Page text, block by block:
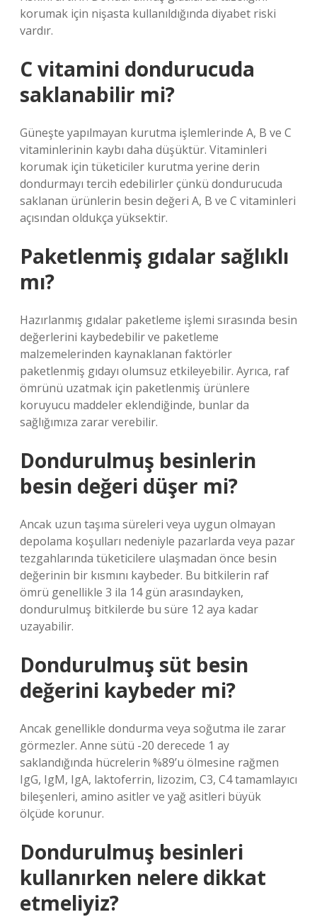
korumak için nişasta kullanıldığında diyabet riski
vardır.
C vitamini dondurucuda
saklanabilir mi?
Güneşte yapılmayan kurutma işlemlerinde A, B ve C
vitaminlerinin kaybı daha düşüktür. Vitaminleri
korumak için tüketiciler kurutma yerine derin
dondurmayı tercih edebilirler çünkü dondurucuda
saklanan ürünlerin besin değeri A, B ve C vitaminleri
açısından oldukça yüksektir.
Paketlenmiş gıdalar sağlıklı
mı?
Hazırlanmış gıdalar paketleme işlemi sırasında besin
değerlerini kaybedebilir ve paketleme
malzemelerinden kaynaklanan faktörler
paketlenmiş gıdayı olumsuz etkileyebilir. Ayrıca, raf
ömrünü uzatmak için paketlenmiş ürünlere
koruyucu maddeler eklendiğinde, bunlar da
sağlığımıza zarar verebilir.
Dondurulmuş besinlerin
besin değeri düşer mi?
Ancak uzun taşıma süreleri veya uygun olmayan
depolama koşulları nedeniyle pazarlarda veya pazar
tezgahlarında tüketicilere ulaşmadan önce besin
değerinin bir kısmını kaybeder. Bu bitkilerin raf
ömrü genellikle 3 ila 14 gün arasındayken,
dondurulmuş bitkilerde bu süre 12 aya kadar
uzayabilir.
Dondurulmuş süt besin
değerini kaybeder mi?
Ancak genellikle dondurma veya soğutma ile zarar
görmezler. Anne sütü -20 derecede 1 ay
saklandığında hücrelerin %89’u ölmesine rağmen
IgG, IgM, IgA, laktoferrin, lizozim, C3, C4 tamamlayıcı
bileşenleri, amino asitler ve yağ asitleri büyük
ölçüde korunur.
Dondurulmuş besinleri
kullanırken nelere dikkat
etmeliyiz?